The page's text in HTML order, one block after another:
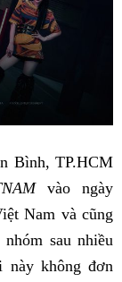
Bình, TP.HCM
vào ngày
Nam và cũng
sau nhiều
này không đơn